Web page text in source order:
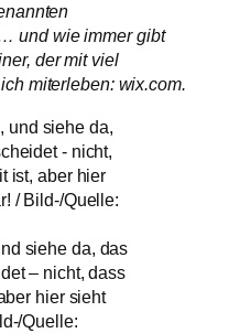
und wie immer gibt
der mit viel
miterleben: wix.com.
siehe da, das
– nicht, dass
hier sieht
Quelle: